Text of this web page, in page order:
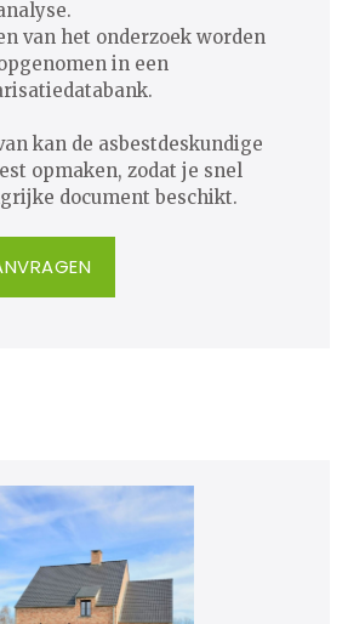
van het onderzoek worden
in een
kan de asbestdeskundige
opmaken, zodat je snel
document beschikt.